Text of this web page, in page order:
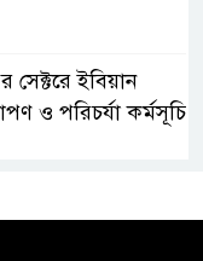
সেক্টরে ইবিয়ান
ও পরিচর্যা কর্মসূচি